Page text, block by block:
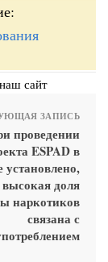
сайт
ЗАПИСЬ
проведении
ESPAD в
доля
наркотиков
связана с